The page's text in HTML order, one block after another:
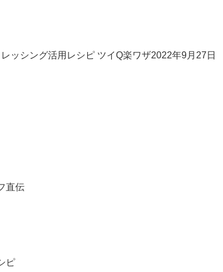
ッシング活用レシピ ツイQ楽ワザ2022年9月27日
直伝
ピ